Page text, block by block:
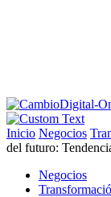
Inicio Negocios
del futuro:
Negocios